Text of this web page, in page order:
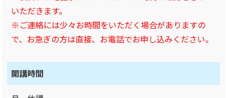
いただきます。
※ご連絡には少々お時間をいただく場合がありますの
で、お急ぎの方は直接、お電話でお申し込みください。
開講時間